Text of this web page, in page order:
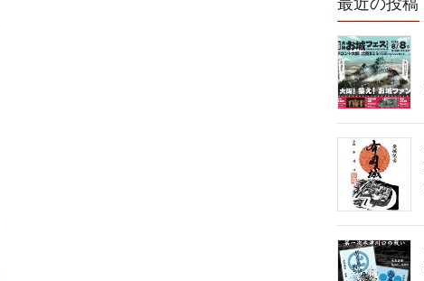
最近の投稿